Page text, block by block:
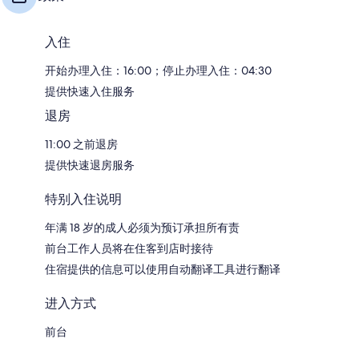
入住
开始办理入住：16:00；停止办理入住：04:30
提供快速入住服务
退房
11:00 之前退房
提供快速退房服务
特别入住说明
年满 18 岁的成人必须为预订承担所有责
前台工作人员将在住客到店时接待
住宿提供的信息可以使用自动翻译工具进行翻译
进入方式
前台